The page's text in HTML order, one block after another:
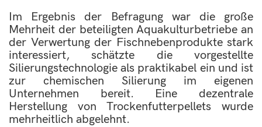
Im Ergebnis der Befragung war die große
Mehrheit der beteiligten Aquakulturbetriebe an
der Verwertung der Fischnebenprodukte stark
interessiert, schätzte die vorgestellte
Silierungstechnologie als praktikabel ein und ist
zur chemischen Silierung im eigenen
Unternehmen bereit. Eine dezentrale
Herstellung von Trockenfutterpellets wurde
mehrheitlich abgelehnt.